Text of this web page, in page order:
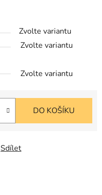
Zvolte variantu
Zvolte variantu
Zvolte variantu
DO KOŠÍKU
Sdílet